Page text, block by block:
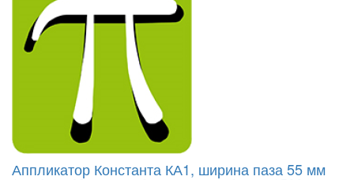
Аппликатор Константа КА1, ширина паза 55 мм